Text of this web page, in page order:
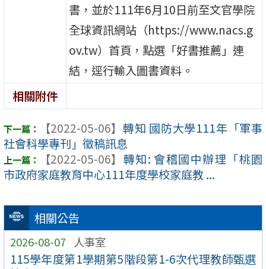
相關公告
2026-08-07 人事室
115學年度第1學期第5階段第1-6次代理教師甄選
書，並於111年6月10日前至文官學院
全球資訊網站（https://www.nacs.g
ov.tw）首頁，點選「好書推薦」連
結，逕行輸入圖書資料。
相關附件
【2022-05-06】 轉知 國防大學111年「軍事
社會科學專刊」徵稿訊息
【2022-05-06】 轉知: 會稽國中辦理「桃園
市政府家庭教育中心111年度學校家庭教 ...